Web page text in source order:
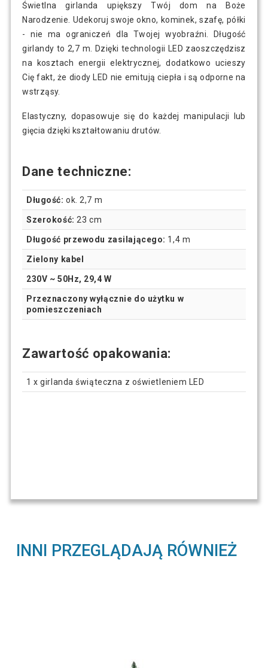
Świetlna girlanda upiększy Twój dom na Boże
Narodzenie. Udekoruj swoje okno, kominek, szafę, półki
- nie ma ograniczeń dla Twojej wyobraźni. Długość
girlandy to 2,7 m. Dzięki technologii LED zaoszczędzisz
na kosztach energii elektrycznej, dodatkowo ucieszy
Cię fakt, że diody LED nie emitują ciepła i są odporne na
wstrząsy.
Elastyczny, dopasowuje się do każdej manipulacji lub
gięcia dzięki kształtowaniu drutów.
Dane techniczne:
Długość: ok. 2,7 m
Szerokość: 23 cm
Długość przewodu zasilającego: 1,4 m
Zielony kabel
230V ~ 50Hz, 29,4 W
Przeznaczony wyłącznie do użytku w
pomieszczeniach
Zawartość opakowania:
1 x girlanda świąteczna z oświetleniem LED
INNI PRZEGLĄDAJĄ RÓWNIEŻ